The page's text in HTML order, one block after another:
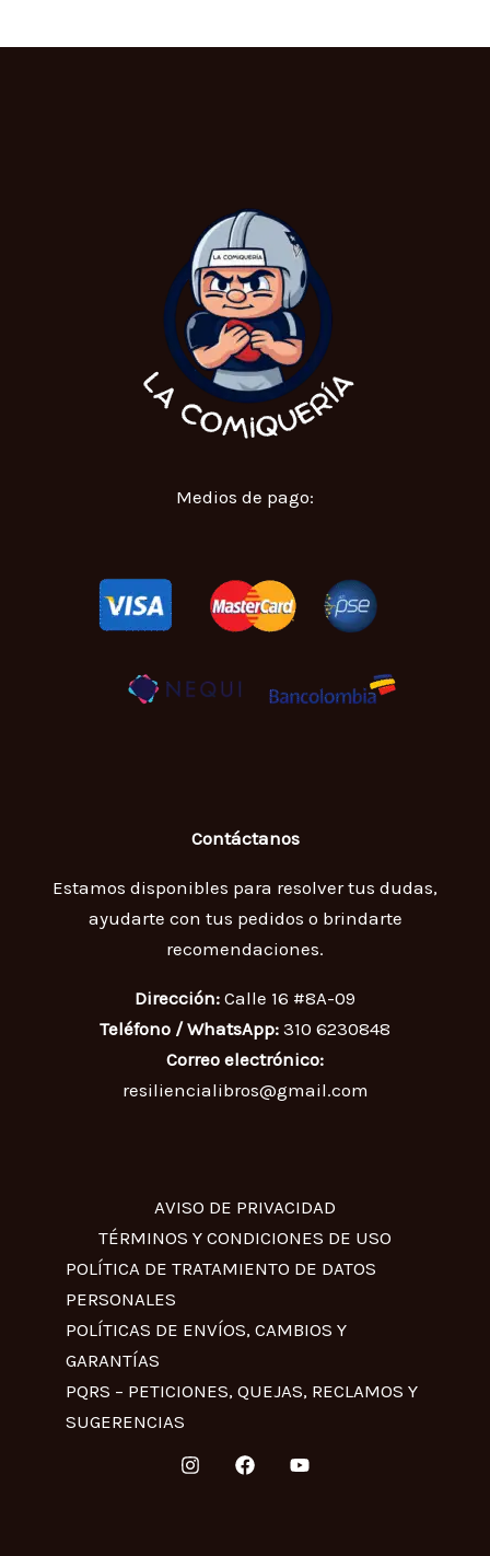
Medios de pago:
Contáctanos
Estamos disponibles para resolver tus dudas,
ayudarte con tus pedidos o brindarte
recomendaciones.
Dirección: Calle 16 #8A-09
Teléfono / WhatsApp: 310 6230848
Correo electrónico:
resiliencialibros@gmail.com
AVISO DE PRIVACIDAD
TÉRMINOS Y CONDICIONES DE USO
POLÍTICA DE TRATAMIENTO DE DATOS
PERSONALES
POLÍTICAS DE ENVÍOS, CAMBIOS Y
GARANTÍAS
PQRS – PETICIONES, QUEJAS, RECLAMOS Y
SUGERENCIAS